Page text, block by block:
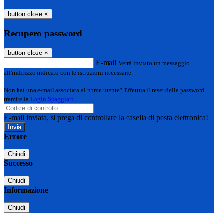
button close ×
Recupero password
button close ×
E-mail Verrà inviato un messaggio
all'indirizzo indicato con le istruzioni necessarie.
Non hai una e-mail associata al nome utente? Effettua il reset della password
tramite la Login Spaggiari
E-mail inviata, si prega di controllare la casella di posta elettronica!
Errore
Chiudi
Successo
Chiudi
Informazione
Chiudi